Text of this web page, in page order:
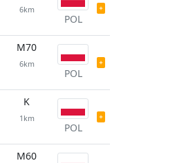
6km
POL
M70
6km
POL
K
1km
POL
M60